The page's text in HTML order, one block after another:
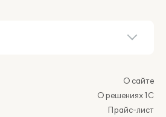
О сайте
О решениях 1С
Прайс-лист